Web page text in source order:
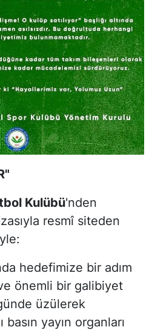
Kulübü'nden
resmî siteden
hedefimize bir adım
önemli bir galibiyet
üzülerek
yayın organları